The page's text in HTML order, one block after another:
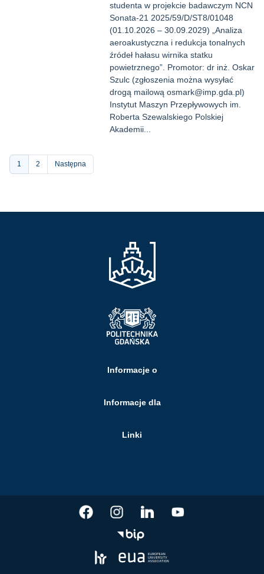
studenta w projekcie badawczym NCN
Sonata-21 2025/59/D/ST8/01048
(01.10.2026 – 30.09.2029) „Analiza
aeroakustyczna i redukcja tonalnych
źródeł hałasu wirnika statku
powietrznego”. Promotor: dr inż. Oskar
Szulc (zgłoszenia można wysyłać
drogą mailową osmark@imp.gda.pl)
Instytut Maszyn Przepływowych im.
Roberta Szewalskiego Polskiej
Akademii...
Stronicowanie
Bieżąca
strona
1 Strona
2 Następna
Informacje o
Informacje dla
Linki